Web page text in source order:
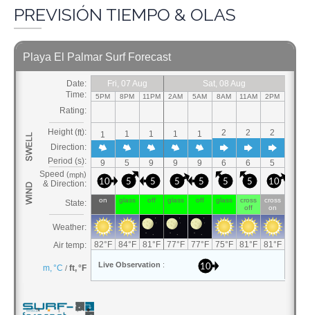
PREVISIÓN TIEMPO & OLAS